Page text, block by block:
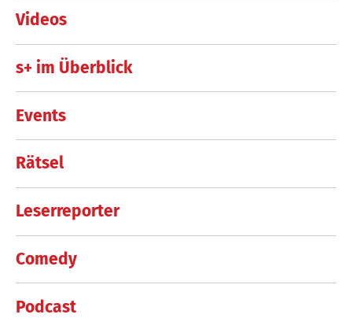
Videos
s+ im Überblick
Events
Rätsel
Leserreporter
Comedy
Podcast